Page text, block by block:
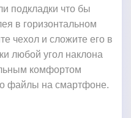
подкладки что бы
в горизонтальном
чехол и сложите его в
любой угол наклона
комфортом
файлы на смартфоне.